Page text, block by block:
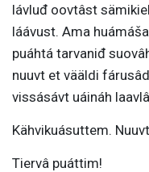
lávluđ oovtâst
láávust. Ama
puáhtá tarvaniđ
nuuvt et vääldi
vissásávt uáináh
Kähvikuásuttem.
Tiervâ puáttim!